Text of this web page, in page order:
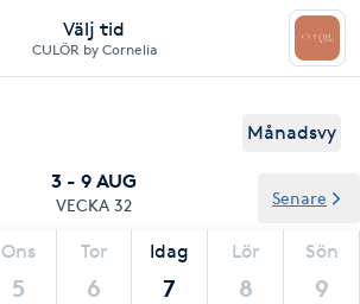
Välj tid
CULÖR by Cornelia
Månadsvy
3 - 9 AUG
VECKA 32
Ons
5
Tor
6
Idag
7
Lör
8
Sön
9
Senare